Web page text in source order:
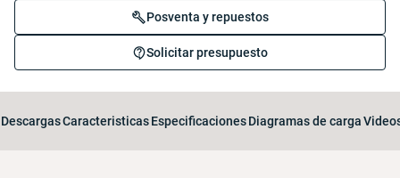
Posventa y repuestos
Solicitar presupuesto
DescargasCaracteristicasEspecificacionesDiagramas de carga